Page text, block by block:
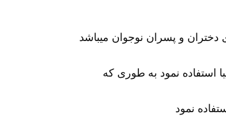
دختران و پسران نوجوان میباشد
استفاده نمود به طوری که
نمود